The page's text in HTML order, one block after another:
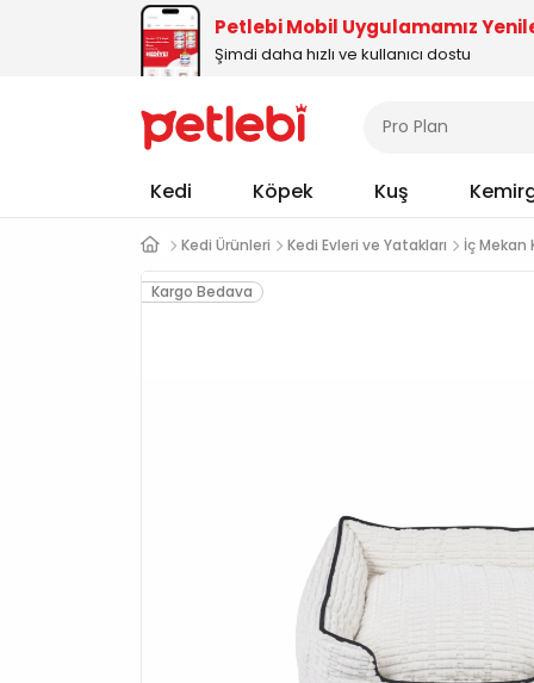
Petlebi Mobil Uygulamamız
Şimdi daha hızlı ve kullanıcı dostu
Kedi Köpek Kuş
Kedi Ürünleri Kedi Evleri ve Yatakları İç Mekan
Kargo Bedava